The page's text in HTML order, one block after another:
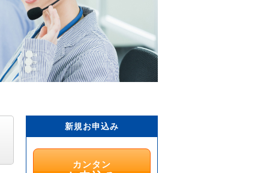
新規お申込み
カンタン